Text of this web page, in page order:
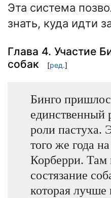
Эта система
знать, куда идти
Глава 4. Участие
собак
[ред.]
Бинго
единственный
роли пастуха.
того же года
Корберри. Там
состязание
которая лучше